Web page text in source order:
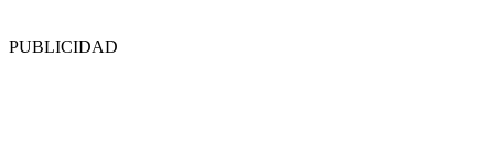
PUBLICIDAD